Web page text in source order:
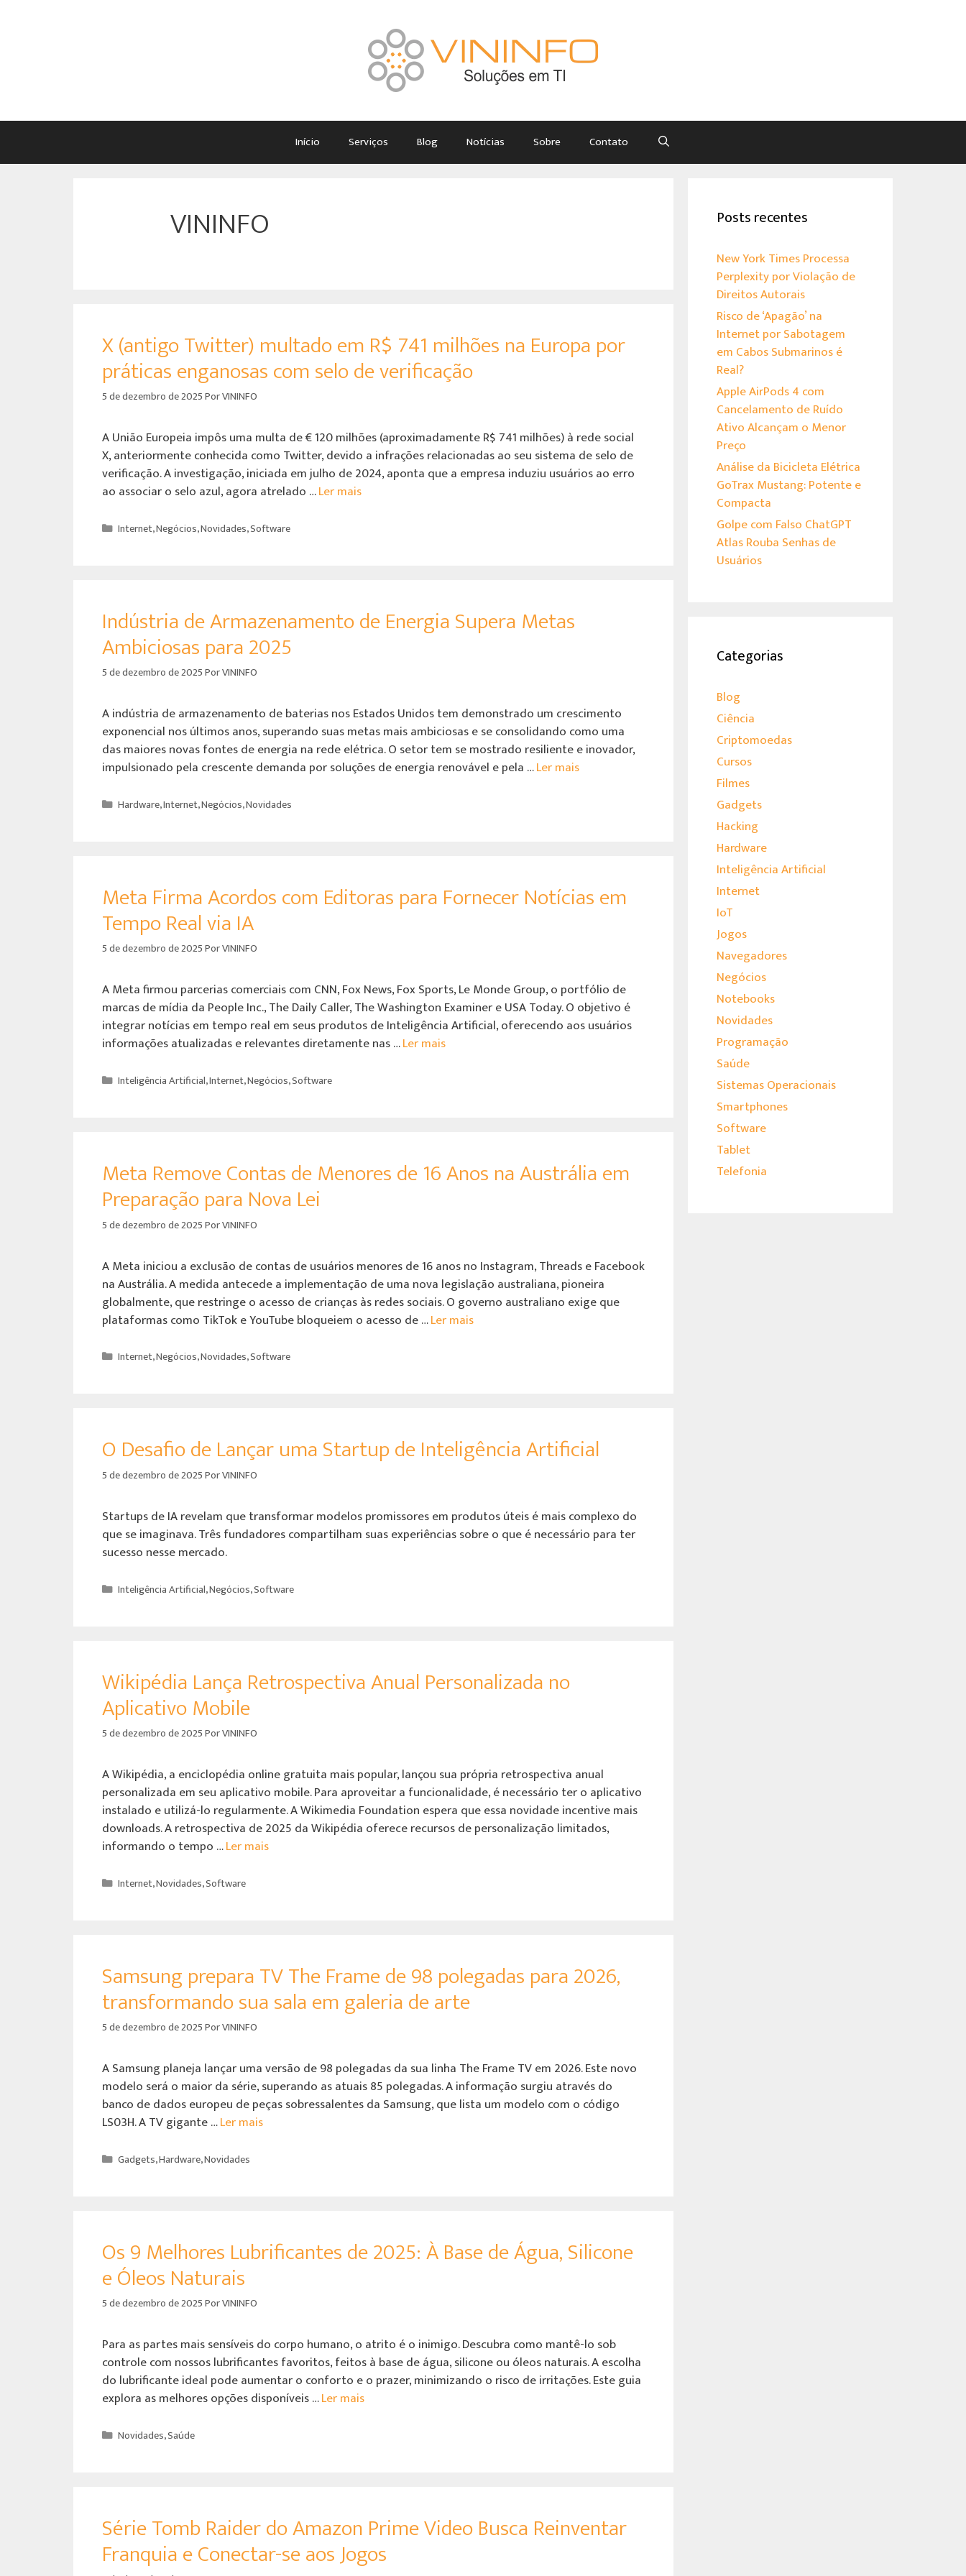
Início Serviços Blog Notícias Sobre Contato
VININFO
X (antigo Twitter) multado em R$ 741 milhões na Europa por
práticas enganosas com selo de verificação
5 de dezembro de 2025PorVININFO
A União Europeia impôs uma multa de € 120 milhões (aproximadamente R$ 741 milhões) à rede social
X, anteriormente conhecida como Twitter, devido a infrações relacionadas ao seu sistema de selo de
verificação. A investigação, iniciada em julho de 2024, aponta que a empresa induziu usuários ao erro
ao associar o selo azul, agora atrelado …Ler mais
Internet,Negócios,Novidades,Software
Indústria de Armazenamento de Energia Supera Metas
Ambiciosas para 2025
5 de dezembro de 2025PorVININFO
A indústria de armazenamento de baterias nos Estados Unidos tem demonstrado um crescimento
exponencial nos últimos anos, superando suas metas mais ambiciosas e se consolidando como uma
das maiores novas fontes de energia na rede elétrica. O setor tem se mostrado resiliente e inovador,
impulsionado pela crescente demanda por soluções de energia renovável e pela …Ler mais
Hardware,Internet,Negócios,Novidades
Meta Firma Acordos com Editoras para Fornecer Notícias em
Tempo Real via IA
5 de dezembro de 2025PorVININFO
A Meta firmou parcerias comerciais com CNN, Fox News, Fox Sports, Le Monde Group, o portfólio de
marcas de mídia da People Inc., The Daily Caller, The Washington Examiner e USA Today. O objetivo é
integrar notícias em tempo real em seus produtos de Inteligência Artificial, oferecendo aos usuários
informações atualizadas e relevantes diretamente nas …Ler mais
Inteligência Artificial,Internet,Negócios,Software
Meta Remove Contas de Menores de 16 Anos na Austrália em
Preparação para Nova Lei
5 de dezembro de 2025PorVININFO
A Meta iniciou a exclusão de contas de usuários menores de 16 anos no Instagram, Threads e Facebook
na Austrália. A medida antecede a implementação de uma nova legislação australiana, pioneira
globalmente, que restringe o acesso de crianças às redes sociais. O governo australiano exige que
plataformas como TikTok e YouTube bloqueiem o acesso de …Ler mais
Internet,Negócios,Novidades,Software
O Desafio de Lançar uma Startup de Inteligência Artificial
5 de dezembro de 2025PorVININFO
Startups de IA revelam que transformar modelos promissores em produtos úteis é mais complexo do
que se imaginava. Três fundadores compartilham suas experiências sobre o que é necessário para ter
sucesso nesse mercado.
Inteligência Artificial,Negócios,Software
Wikipédia Lança Retrospectiva Anual Personalizada no
Aplicativo Mobile
5 de dezembro de 2025PorVININFO
A Wikipédia, a enciclopédia online gratuita mais popular, lançou sua própria retrospectiva anual
personalizada em seu aplicativo mobile. Para aproveitar a funcionalidade, é necessário ter o aplicativo
instalado e utilizá-lo regularmente. A Wikimedia Foundation espera que essa novidade incentive mais
downloads. A retrospectiva de 2025 da Wikipédia oferece recursos de personalização limitados,
informando o tempo …Ler mais
Internet,Novidades,Software
Samsung prepara TV The Frame de 98 polegadas para 2026,
transformando sua sala em galeria de arte
5 de dezembro de 2025PorVININFO
A Samsung planeja lançar uma versão de 98 polegadas da sua linha The Frame TV em 2026. Este novo
modelo será o maior da série, superando as atuais 85 polegadas. A informação surgiu através do
banco de dados europeu de peças sobressalentes da Samsung, que lista um modelo com o código
LS03H. A TV gigante …Ler mais
Gadgets,Hardware,Novidades
Os 9 Melhores Lubrificantes de 2025: À Base de Água, Silicone
e Óleos Naturais
5 de dezembro de 2025PorVININFO
Para as partes mais sensíveis do corpo humano, o atrito é o inimigo. Descubra como mantê-lo sob
controle com nossos lubrificantes favoritos, feitos à base de água, silicone ou óleos naturais. A escolha
do lubrificante ideal pode aumentar o conforto e o prazer, minimizando o risco de irritações. Este guia
explora as melhores opções disponíveis …Ler mais
Novidades,Saúde
Série Tomb Raider do Amazon Prime Video Busca Reinventar
Franquia e Conectar-se aos Jogos
Posts recentes
New York Times Processa
Perplexity por Violação de
Direitos Autorais
Risco de ‘Apagão’ na
Internet por Sabotagem
em Cabos Submarinos é
Real?
Apple AirPods 4 com
Cancelamento de Ruído
Ativo Alcançam o Menor
Preço
Análise da Bicicleta Elétrica
GoTrax Mustang: Potente e
Compacta
Golpe com Falso ChatGPT
Atlas Rouba Senhas de
Usuários
Categorias
Blog
Ciência
Criptomoedas
Cursos
Filmes
Gadgets
Hacking
Hardware
Inteligência Artificial
Internet
IoT
Jogos
Navegadores
Negócios
Notebooks
Novidades
Programação
Saúde
Sistemas Operacionais
Smartphones
Software
Tablet
Telefonia